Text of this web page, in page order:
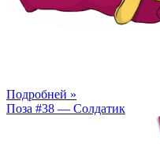
Подробней »
Поза #38 — Солдатик